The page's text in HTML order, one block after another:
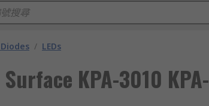
/ LEDs
KPA-3010 KPA-